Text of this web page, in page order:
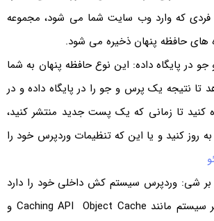
که وارد وب سایت شما می شود، مجموعه
های حافظه پنهان ذخیره می شود.
در پایگاه داده: این نوع حافظه پنهان به شما
تا نتیجه یک پرس و جو را در پایگاه داده و در
تا زمانی که یک پست جدید منتشر کنید،
کنید و یا این که تنظیمات وردپرس خود را
بر شی: وردپرس سیستم کش داخلی خود را دارد
که شامل چندین زیر سیستم مانند Caching API Object Cache و